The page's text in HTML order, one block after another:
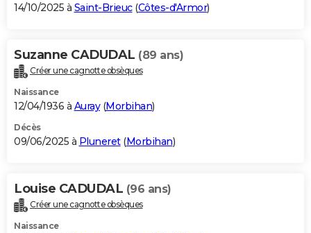
14/10/2025 à Saint-Brieuc(Côtes-d'Armor)
Suzanne CADUDAL (89 ans)
Créer une cagnotte obsèques
Naissance
12/04/1936 à Auray(Morbihan)
Décès
09/06/2025 à Pluneret(Morbihan)
Louise CADUDAL (96 ans)
Créer une cagnotte obsèques
Naissance